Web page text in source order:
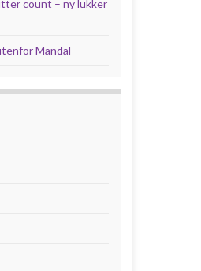
count – ny lukker
Mandal